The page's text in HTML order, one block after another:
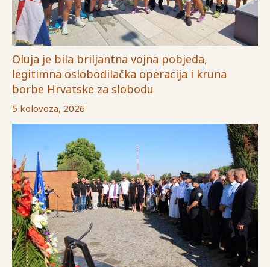
Oluja je bila briljantna vojna pobjeda,
legitimna oslobodilačka operacija i kruna
borbe Hrvatske za slobodu
5 kolovoza, 2026